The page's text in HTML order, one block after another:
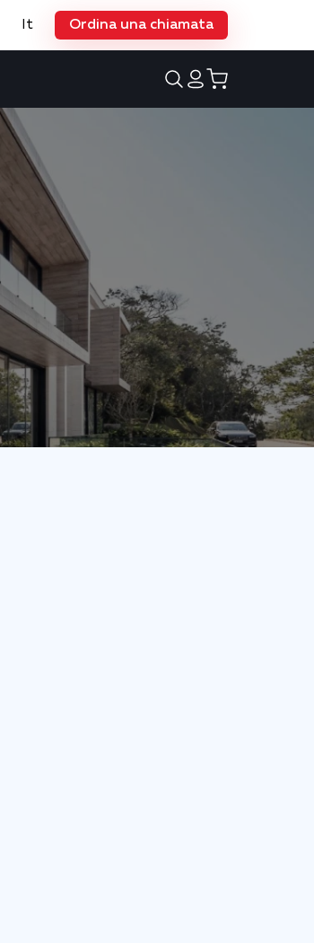
It Ordina una chiamata